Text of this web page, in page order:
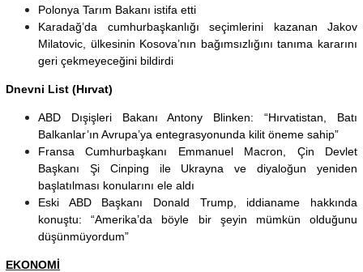
Polonya Tarım Bakanı istifa etti
Karadağ’da cumhurbaşkanlığı seçimlerini kazanan Jakov
Milatovic, ülkesinin Kosova’nın bağımsızlığını tanıma kararını
geri çekmeyeceğini bildirdi
Dnevni List (Hırvat)
ABD Dışişleri Bakanı Antony Blinken: “Hırvatistan, Batı
Balkanlar’ın Avrupa’ya entegrasyonunda kilit öneme sahip”
Fransa Cumhurbaşkanı Emmanuel Macron, Çin Devlet
Başkanı Şi Cinping ile Ukrayna ve diyaloğun yeniden
başlatılması konularını ele aldı
Eski ABD Başkanı Donald Trump, iddianame hakkında
konuştu: “Amerika’da böyle bir şeyin mümkün olduğunu
düşünmüyordum”
EKONOMİ